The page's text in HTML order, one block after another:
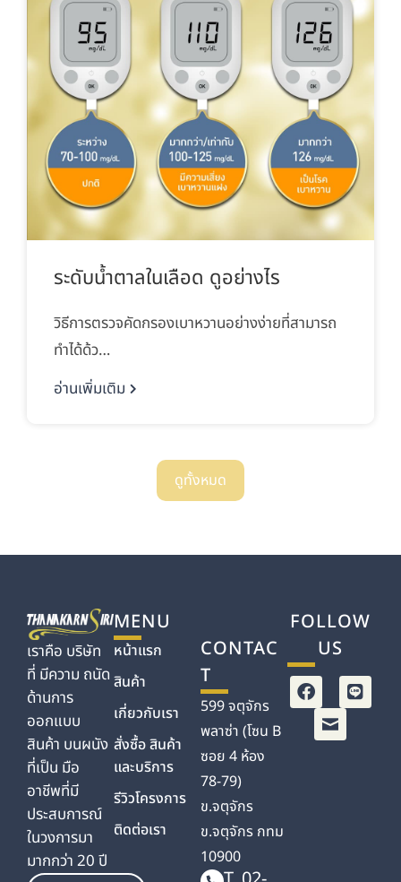
ระดับน้ำตาลในเลือด ดูอย่างไร
วิธีการตรวจคัดกรองเบาหวานอย่างง่ายที่สามารถ
ทำได้ด้ว…
อ่านเพิ่มเติม
ดูทั้งหมด
เราคือ บริษัท
ที่ มีความ ถนัด
ด้านการ
ออกแบบ
สินค้า บนผนัง
ที่เป็น มือ
อาชีพที่มี
ประสบการณ์
ในวงการมา
มากกว่า 20 ปี
MENU
หน้าแรก
สินค้า
เกี่ยวกับเรา
สั่งซื้อ สินค้า
และบริการ
รีวิวโครงการ
ติดต่อเรา
CONTAC
T
599 จตุจักร
พลาซ่า (โซน B
ซอย 4 ห้อง
78-79)
ข.จตุจักร
ข.จตุจักร กทม
10900
FOLLOW
US